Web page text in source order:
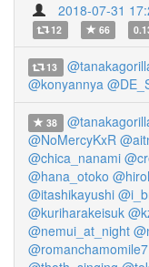
2018-07-31
12 66
13
@konyannya
38
@NoMercyKxR
@chica_nanami
@hana_otoko
@itashikayushi
@kuriharakeisuk
@nemui_at_night
@romanchamomile7